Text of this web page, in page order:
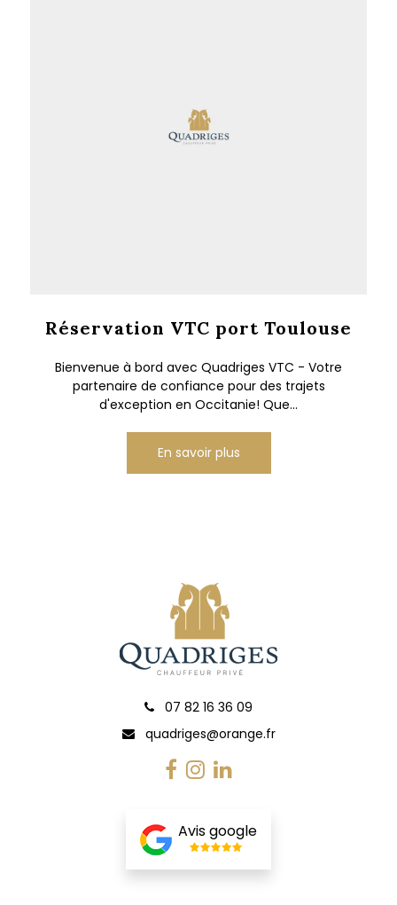
Réservation VTC port Toulouse
Bienvenue à bord avec Quadriges VTC - Votre
partenaire de confiance pour des trajets
d'exception en Occitanie! Que...
En savoir plus
07 82 16 36 09
quadriges@orange.fr
Avis google